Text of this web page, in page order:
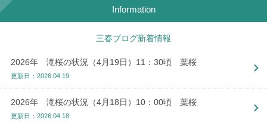
Information
三春ブログ新着情報
2026年 滝桜の状況（4月19日）11：30頃 葉桜
更新日：2026.04.19
2026年 滝桜の状況（4月18日）10：00頃 葉桜
更新日：2026.04.18